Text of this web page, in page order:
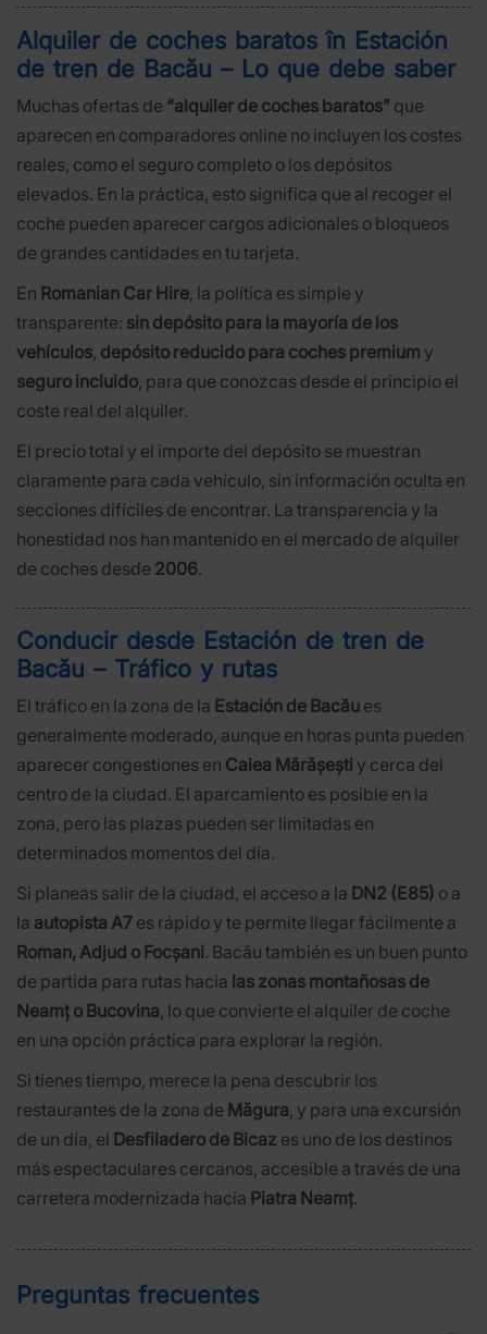
Alquiler de coches baratos în Estación
de tren de Bacău – Lo que debe saber
Muchas ofertas de “alquiler de coches baratos” que
aparecen en comparadores online no incluyen los costes
reales, como el seguro completo o los depósitos
elevados. En la práctica, esto significa que al recoger el
coche pueden aparecer cargos adicionales o bloqueos
de grandes cantidades en tu tarjeta.
En Romanian Car Hire, la política es simple y
transparente: sin depósito para la mayoría de los
vehículos, depósito reducido para coches premium y
seguro incluido, para que conozcas desde el principio el
coste real del alquiler.
El precio total y el importe del depósito se muestran
claramente para cada vehículo, sin información oculta en
secciones difíciles de encontrar. La transparencia y la
honestidad nos han mantenido en el mercado de alquiler
de coches desde 2006.
Conducir desde Estación de tren de
Bacău – Tráfico y rutas
El tráfico en la zona de la Estación de Bacău es
generalmente moderado, aunque en horas punta pueden
aparecer congestiones en Calea Mărășești y cerca del
centro de la ciudad. El aparcamiento es posible en la
zona, pero las plazas pueden ser limitadas en
determinados momentos del día.
Si planeas salir de la ciudad, el acceso a la DN2 (E85) o a
la autopista A7 es rápido y te permite llegar fácilmente a
Roman, Adjud o Focșani. Bacău también es un buen punto
de partida para rutas hacia las zonas montañosas de
Neamț o Bucovina, lo que convierte el alquiler de coche
en una opción práctica para explorar la región.
Si tienes tiempo, merece la pena descubrir los
restaurantes de la zona de Măgura, y para una excursión
de un día, el Desfiladero de Bicaz es uno de los destinos
más espectaculares cercanos, accesible a través de una
carretera modernizada hacia Piatra Neamț.
Preguntas frecuentes